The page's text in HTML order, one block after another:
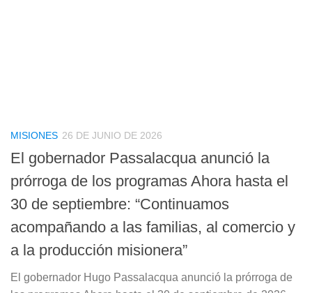
MISIONES 26 DE JUNIO DE 2026
El gobernador Passalacqua anunció la
prórroga de los programas Ahora hasta el
30 de septiembre: “Continuamos
acompañando a las familias, al comercio y
a la producción misionera”
El gobernador Hugo Passalacqua anunció la prórroga de